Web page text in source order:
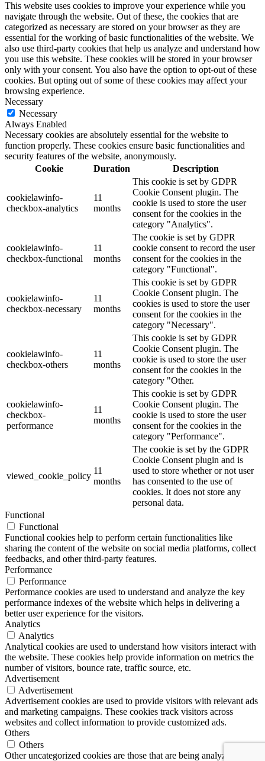
This website uses cookies to improve your experience while you
navigate through the website. Out of these, the cookies that are
categorized as necessary are stored on your browser as they are
essential for the working of basic functionalities of the website. We
also use third-party cookies that help us analyze and understand how
you use this website. These cookies will be stored in your browser
only with your consent. You also have the option to opt-out of these
cookies. But opting out of some of these cookies may affect your
browsing experience.
Necessary
Necessary
Always Enabled
Necessary cookies are absolutely essential for the website to
function properly. These cookies ensure basic functionalities and
security features of the website, anonymously.
Cookie
Duration Description
cookielawinfo-
checkbox-analytics
11
months
This cookie is set by GDPR
Cookie Consent plugin. The
cookie is used to store the user
consent for the cookies in the
category "Analytics".
cookielawinfo-
checkbox-functional
11
months
The cookie is set by GDPR
cookie consent to record the user
consent for the cookies in the
category "Functional".
cookielawinfo-
checkbox-necessary
11
months
This cookie is set by GDPR
Cookie Consent plugin. The
cookies is used to store the user
consent for the cookies in the
category "Necessary".
cookielawinfo-
checkbox-others
11
months
This cookie is set by GDPR
Cookie Consent plugin. The
cookie is used to store the user
consent for the cookies in the
category "Other.
cookielawinfo-
checkbox-
performance
11
months
This cookie is set by GDPR
Cookie Consent plugin. The
cookie is used to store the user
consent for the cookies in the
category "Performance".
viewed_cookie_policy
11
months
The cookie is set by the GDPR
Cookie Consent plugin and is
used to store whether or not user
has consented to the use of
cookies. It does not store any
personal data.
Functional
Functional
Functional cookies help to perform certain functionalities like
sharing the content of the website on social media platforms, collect
feedbacks, and other third-party features.
Performance
Performance
Performance cookies are used to understand and analyze the key
performance indexes of the website which helps in delivering a
better user experience for the visitors.
Analytics
Analytics
Analytical cookies are used to understand how visitors interact with
the website. These cookies help provide information on metrics the
number of visitors, bounce rate, traffic source, etc.
Advertisement
Advertisement
Advertisement cookies are used to provide visitors with relevant ads
and marketing campaigns. These cookies track visitors across
websites and collect information to provide customized ads.
Others
Others
Other uncategorized cookies are those that are being analyzed and